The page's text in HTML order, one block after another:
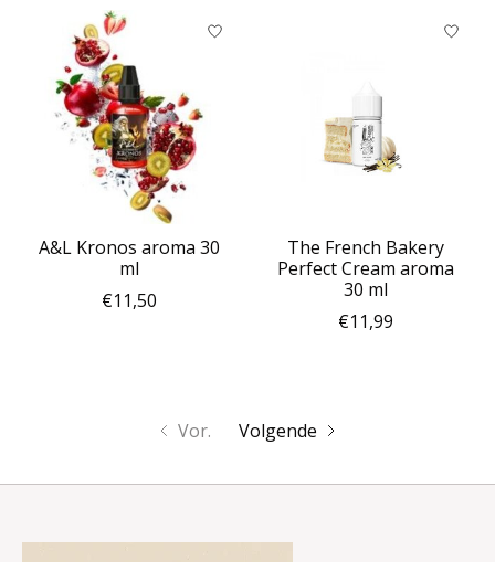
A&L Kronos aroma 30
ml
€11,50
The French Bakery
Perfect Cream aroma
30 ml
€11,99
Vor. Volgende